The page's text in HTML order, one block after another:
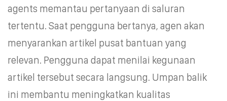
agents memantau pertanyaan di saluran
tertentu. Saat pengguna bertanya, agen akan
menyarankan artikel pusat bantuan yang
relevan. Pengguna dapat menilai kegunaan
artikel tersebut secara langsung. Umpan balik
ini membantu meningkatkan kualitas